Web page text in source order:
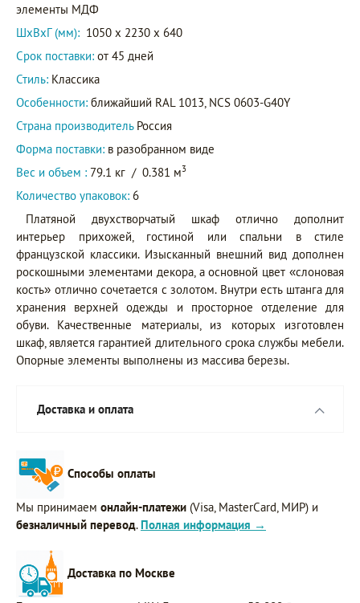
элементы МДФ
ШxВxГ (мм): 1050 x 2230 x 640
Срок поставки: от 45 дней
Стиль: Классика
Особенности: ближайший RAL 1013, NCS 0603-G40Y
Страна производитель Россия
Форма поставки: в разобранном виде
Вес и объем : 79.1 кг / 0.381 м3
Количество упаковок: 6
Платяной двухстворчатый шкаф отлично дополнит
интерьер прихожей, гостиной или спальни в стиле
французской классики. Изысканный внешний вид дополнен
роскошными элементами декора, а основной цвет «слоновая
кость» отлично сочетается с золотом. Внутри есть штанга для
хранения верхней одежды и просторное отделение для
обуви. Качественные материалы, из которых изготовлен
шкаф, является гарантией длительного срока службы мебели.
Опорные элементы выполнены из массива березы.
Доставка и оплата
Способы оплаты
Мы принимаем онлайн-платежи (Visa, MasterCard, МИР) и
безналичный перевод. Полная информация →
Доставка по Москве